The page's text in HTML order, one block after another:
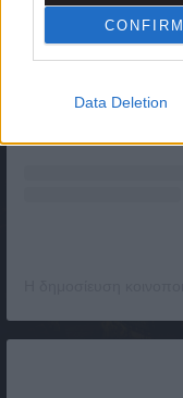
CONFIRM
Data Deletion